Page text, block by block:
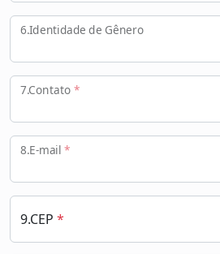
6.Identidade de Gênero
7.Contato *
8.E-mail *
9.CEP *